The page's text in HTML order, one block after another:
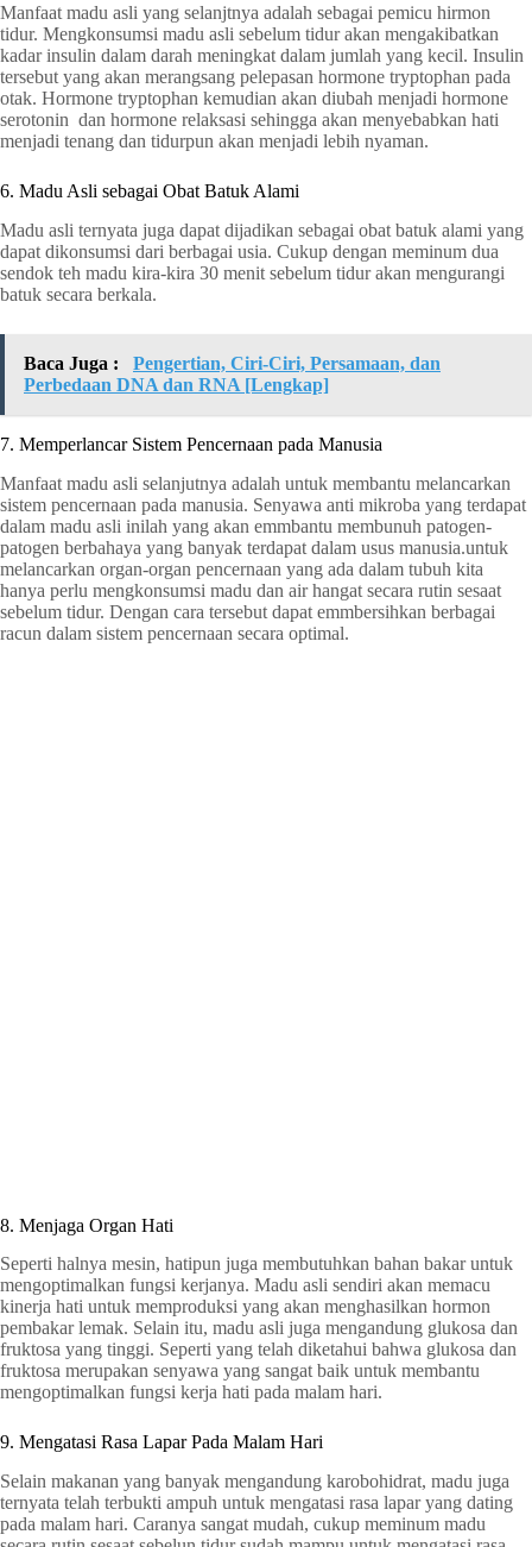
Manfaat madu asli yang selanjtnya adalah sebagai pemicu hirmon
tidur. Mengkonsumsi madu asli sebelum tidur akan mengakibatkan
kadar insulin dalam darah meningkat dalam jumlah yang kecil. Insulin
tersebut yang akan merangsang pelepasan hormone tryptophan pada
otak. Hormone tryptophan kemudian akan diubah menjadi hormone
serotonin dan hormone relaksasi sehingga akan menyebabkan hati
menjadi tenang dan tidurpun akan menjadi lebih nyaman.
6. Madu Asli sebagai Obat Batuk Alami
Madu asli ternyata juga dapat dijadikan sebagai obat batuk alami yang
dapat dikonsumsi dari berbagai usia. Cukup dengan meminum dua
sendok teh madu kira-kira 30 menit sebelum tidur akan mengurangi
batuk secara berkala.
Baca Juga :
Pengertian, Ciri-Ciri, Persamaan, dan
Perbedaan DNA dan RNA [Lengkap]
7. Memperlancar Sistem Pencernaan pada Manusia
Manfaat madu asli selanjutnya adalah untuk membantu melancarkan
sistem pencernaan pada manusia. Senyawa anti mikroba yang terdapat
dalam madu asli inilah yang akan emmbantu membunuh patogen-
patogen berbahaya yang banyak terdapat dalam usus manusia.untuk
melancarkan organ-organ pencernaan yang ada dalam tubuh kita
hanya perlu mengkonsumsi madu dan air hangat secara rutin sesaat
sebelum tidur. Dengan cara tersebut dapat emmbersihkan berbagai
racun dalam sistem pencernaan secara optimal.
8. Menjaga Organ Hati
Seperti halnya mesin, hatipun juga membutuhkan bahan bakar untuk
mengoptimalkan fungsi kerjanya. Madu asli sendiri akan memacu
kinerja hati untuk memproduksi yang akan menghasilkan hormon
pembakar lemak. Selain itu, madu asli juga mengandung glukosa dan
fruktosa yang tinggi. Seperti yang telah diketahui bahwa glukosa dan
fruktosa merupakan senyawa yang sangat baik untuk membantu
mengoptimalkan fungsi kerja hati pada malam hari.
9. Mengatasi Rasa Lapar Pada Malam Hari
Selain makanan yang banyak mengandung karobohidrat, madu juga
ternyata telah terbukti ampuh untuk mengatasi rasa lapar yang dating
pada malam hari. Caranya sangat mudah, cukup meminum madu